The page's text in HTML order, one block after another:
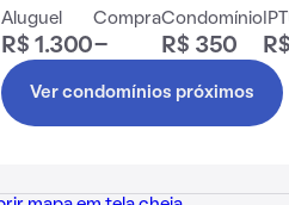
Aluguel
R$ 1.300
Compra
-
Condomínio
R$ 350
Ver condomínios próximos